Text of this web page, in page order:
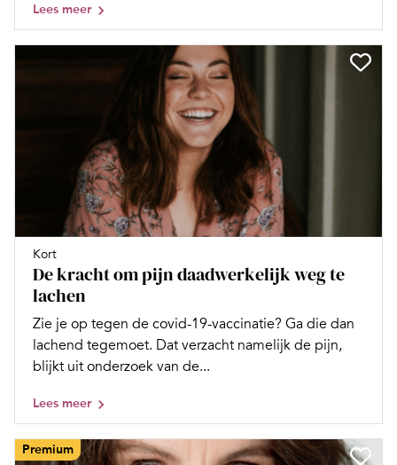
Lees meer
Kort
De kracht om pijn daadwerkelijk weg te
lachen
Zie je op tegen de covid-19-vaccinatie? Ga die dan
lachend tegemoet. Dat verzacht namelijk de pijn,
blijkt uit onderzoek van de...
Lees meer
Premium